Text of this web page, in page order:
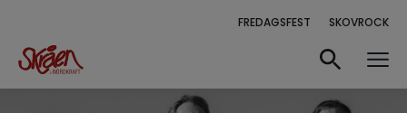
FREDAGSFEST SKOVROCK